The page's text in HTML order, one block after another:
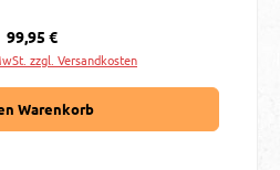
Regulärer Preis:
99,95 €
zzgl. Versandkosten
Warenkorb